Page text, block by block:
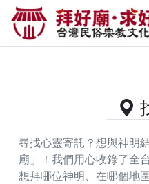
供奉四季星君
求好運 找到與
尋找心靈寄託？想與神明
廟」！我們用心收錄了全台
想拜哪位神明、在哪個地